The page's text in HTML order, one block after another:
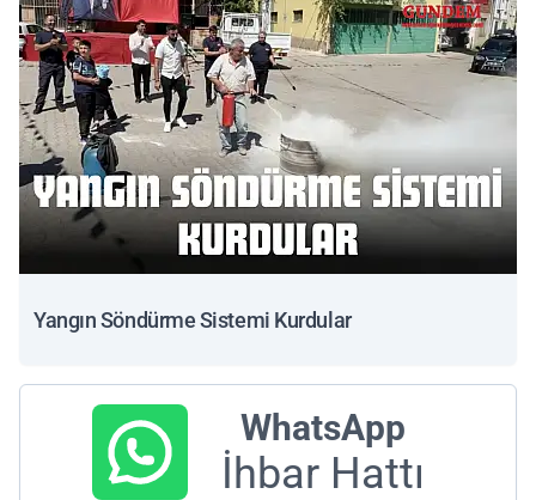
Yangın Söndürme Sistemi Kurdular
WhatsApp
İhbar Hattı